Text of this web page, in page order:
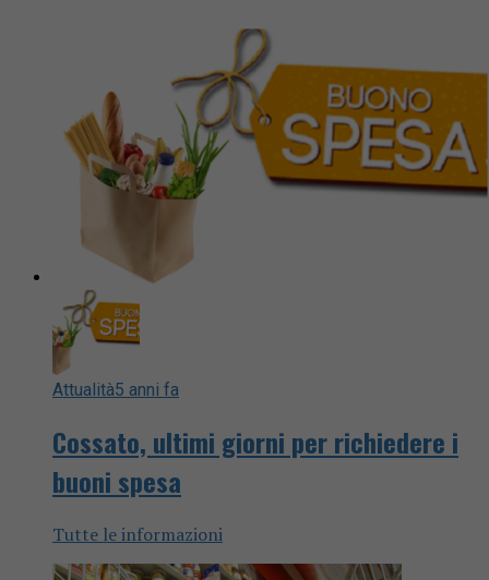
Attualità5 anni fa
Cossato, ultimi giorni per richiedere i
buoni spesa
Tutte le informazioni